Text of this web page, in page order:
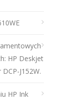
HP Deskjet
J152W.
HP Ink